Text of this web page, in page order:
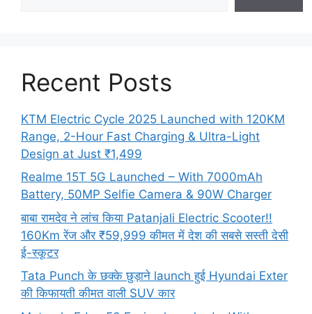
Recent Posts
KTM Electric Cycle 2025 Launched with 120KM
Range, 2-Hour Fast Charging & Ultra-Light
Design at Just ₹1,499
Realme 15T 5G Launched – With 7000mAh
Battery, 50MP Selfie Camera & 90W Charger
बाबा रामदेव ने लांच किया Patanjali Electric Scooter!!
160Km रेंज और ₹59,999 कीमत में देश की सबसे सस्ती देसी
ई-स्कूटर
Tata Punch के छक्के छुड़ाने launch हुई Hyundai Exter
की किफायती कीमत वाली SUV कार